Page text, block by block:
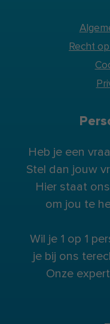
Recht
Heb je een
Stel dan jouw
Hier staat
om jou te
Wil je 1 op 1
je bij ons
Onze